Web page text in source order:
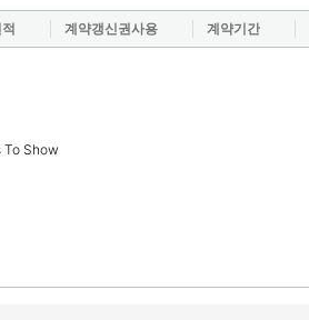
계약갱신권사용 계약기간
To Show